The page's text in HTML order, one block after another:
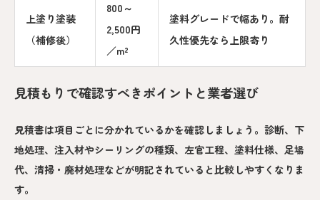
上塗り塗装
（補修後）
800～
2,500円
／m²
塗料グレードで幅あり。耐
久性優先なら上限寄り
見積もりで確認すべきポイントと業者選び
見積書は項目ごとに分かれているかを確認しましょう。診断、下
地処理、注入材やシーリングの種類、左官工程、塗料仕様、足場
代、清掃・廃材処理などが明記されていると比較しやすくなりま
す。